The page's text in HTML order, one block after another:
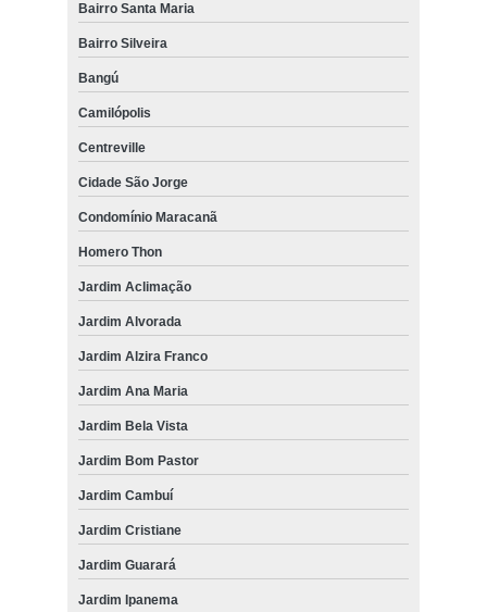
Bairro Santa Maria
Bairro Silveira
Bangú
Camilópolis
Centreville
Cidade São Jorge
Condomínio Maracanã
Homero Thon
Jardim Aclimação
Jardim Alvorada
Jardim Alzira Franco
Jardim Ana Maria
Jardim Bela Vista
Jardim Bom Pastor
Jardim Cambuí
Jardim Cristiane
Jardim Guarará
Jardim Ipanema